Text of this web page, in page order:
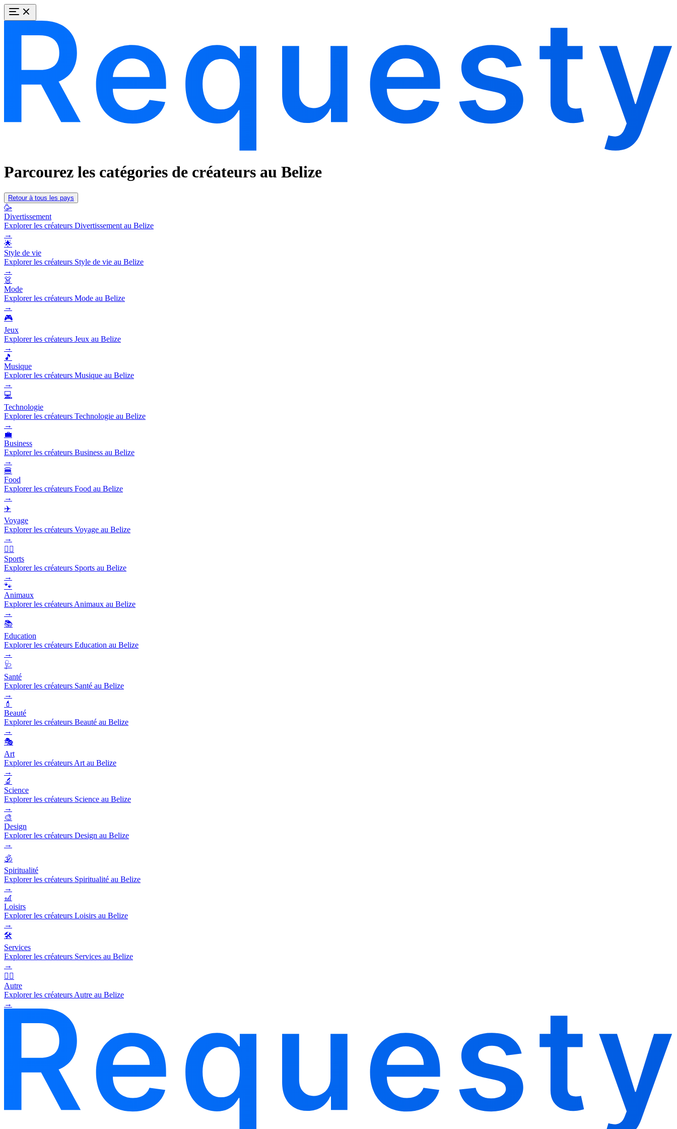
Parcourez les catégories de créateurs au Belize
Retour à tous les pays
🥳
Divertissement
Explorer les créateurs Divertissement au Belize
→
🌟
Style de vie
Explorer les créateurs Style de vie au Belize
→
👗
Mode
Explorer les créateurs Mode au Belize
→
🎮
Jeux
Explorer les créateurs Jeux au Belize
→
🎵
Musique
Explorer les créateurs Musique au Belize
→
💻
Technologie
Explorer les créateurs Technologie au Belize
→
💼
Business
Explorer les créateurs Business au Belize
→
🍔
Food
Explorer les créateurs Food au Belize
→
✈️
Voyage
Explorer les créateurs Voyage au Belize
→
🏃‍♂️
Sports
Explorer les créateurs Sports au Belize
→
🐾
Animaux
Explorer les créateurs Animaux au Belize
→
📚
Education
Explorer les créateurs Education au Belize
→
🩺
Santé
Explorer les créateurs Santé au Belize
→
💄
Beauté
Explorer les créateurs Beauté au Belize
→
🎭
Art
Explorer les créateurs Art au Belize
→
🔬
Science
Explorer les créateurs Science au Belize
→
🎨
Design
Explorer les créateurs Design au Belize
→
🕉️
Spiritualité
Explorer les créateurs Spiritualité au Belize
→
🎢
Loisirs
Explorer les créateurs Loisirs au Belize
→
🛠️
Services
Explorer les créateurs Services au Belize
→
🧜‍♂️
Autre
Explorer les créateurs Autre au Belize
→